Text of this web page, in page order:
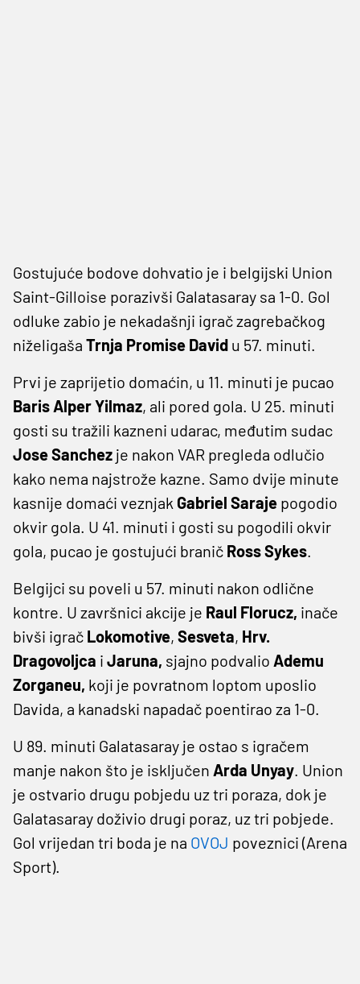
Gostujuće bodove dohvatio je i belgijski Union
Saint-Gilloise porazivši Galatasaray sa 1-0. Gol
odluke zabio je nekadašnji igrač zagrebačkog
niželigaša Trnja Promise David u 57. minuti.
Prvi je zaprijetio domaćin, u 11. minuti je pucao
Baris Alper Yilmaz, ali pored gola. U 25. minuti
gosti su tražili kazneni udarac, međutim sudac
Jose Sanchez je nakon VAR pregleda odlučio
kako nema najstrože kazne. Samo dvije minute
kasnije domaći veznjak Gabriel Saraje pogodio
okvir gola. U 41. minuti i gosti su pogodili okvir
gola, pucao je gostujući branič Ross Sykes.
Belgijci su poveli u 57. minuti nakon odlične
kontre. U završnici akcije je Raul Florucz, inače
bivši igrač Lokomotive, Sesveta, Hrv.
Dragovoljca i Jaruna, sjajno podvalio Ademu
Zorganeu, koji je povratnom loptom uposlio
Davida, a kanadski napadač poentirao za 1-0.
U 89. minuti Galatasaray je ostao s igračem
manje nakon što je isključen Arda Unyay. Union
je ostvario drugu pobjedu uz tri poraza, dok je
Galatasaray doživio drugi poraz, uz tri pobjede.
Gol vrijedan tri boda je na OVOJ poveznici (Arena
Sport).